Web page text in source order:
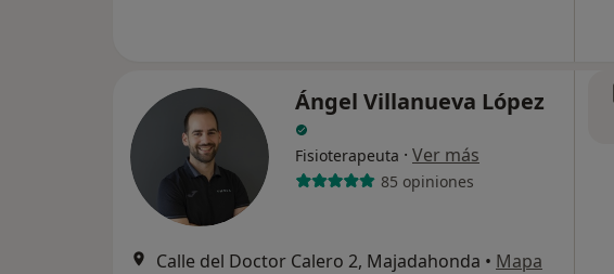
Ángel Villanueva López
Fisioterapeuta · Ver más
85 opiniones
Calle del Doctor Calero 2, Majadahonda • Mapa